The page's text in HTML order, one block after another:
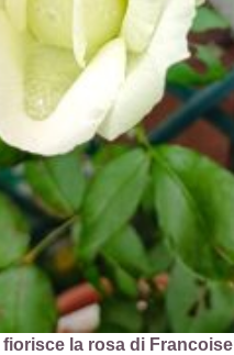
fiorisce la rosa di Francoise